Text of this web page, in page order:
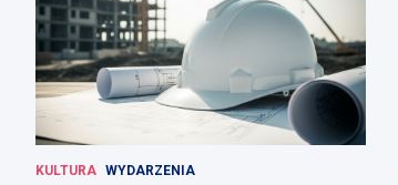
KULTURA WYDARZENIA